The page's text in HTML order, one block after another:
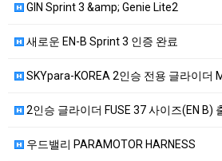
GIN Sprint 3 &amp; Genie Lite2
새로운 EN-B Sprint 3 인증 완료
SKYpara-KOREA 2인승 전용 글라이더
2인승 글라이더 FUSE 37 사이즈(EN B)
우드밸리 PARAMOTOR HARNESS